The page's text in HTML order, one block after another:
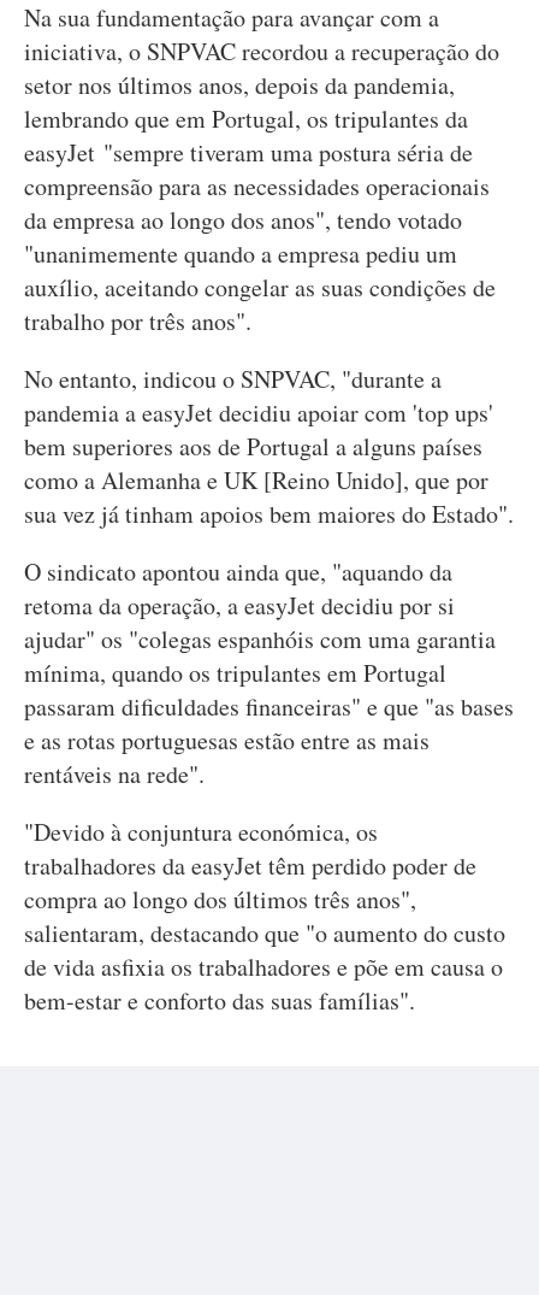
Na sua fundamentação para avançar com a
iniciativa, o SNPVAC recordou a recuperação do
setor nos últimos anos, depois da pandemia,
lembrando que em Portugal, os tripulantes da
easyJet "sempre tiveram uma postura séria de
compreensão para as necessidades operacionais
da empresa ao longo dos anos", tendo votado
"unanimemente quando a empresa pediu um
auxílio, aceitando congelar as suas condições de
trabalho por três anos".
No entanto, indicou o SNPVAC, "durante a
pandemia a easyJet decidiu apoiar com 'top ups'
bem superiores aos de Portugal a alguns países
como a Alemanha e UK [Reino Unido], que por
sua vez já tinham apoios bem maiores do Estado".
O sindicato apontou ainda que, "aquando da
retoma da operação, a easyJet decidiu por si
ajudar" os "colegas espanhóis com uma garantia
mínima, quando os tripulantes em Portugal
passaram dificuldades financeiras" e que "as bases
e as rotas portuguesas estão entre as mais
rentáveis na rede".
"Devido à conjuntura económica, os
trabalhadores da easyJet têm perdido poder de
compra ao longo dos últimos três anos",
salientaram, destacando que "o aumento do custo
de vida asfixia os trabalhadores e põe em causa o
bem-estar e conforto das suas famílias".